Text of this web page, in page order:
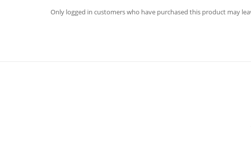
Only logged in customers who have purchased this product may